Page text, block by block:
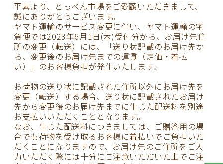
平素より、とっぺん市場をご愛顧いただきまして、
誠にありがとうございます。
ヤマト運輸のサービス変更に伴い、ヤマト運輸の宅
急便では2023年6月1日(木)受付分から、お届け先住
所の変更（転送）には、「送り状記載のお届け先か
ら、変更後のお届け先までの運賃（定価・着払
い）」のお客様負担が発生いたします。
お荷物の送り状に記載された住所以外にお届け先を
変更（転送）する場合、送り状に記載されたお届け
先から変更後のお届け先までに生じた配送料を別途
お支払いいただくこととなります。
なお、生じた配送料につきましては、ご贈答用の場
合でも荷物を受け取るお客様に着払いでご負担いた
だくことになりますので、お届け先のご住所をご入
力いただく際には十分にご注意いただいた上でご注